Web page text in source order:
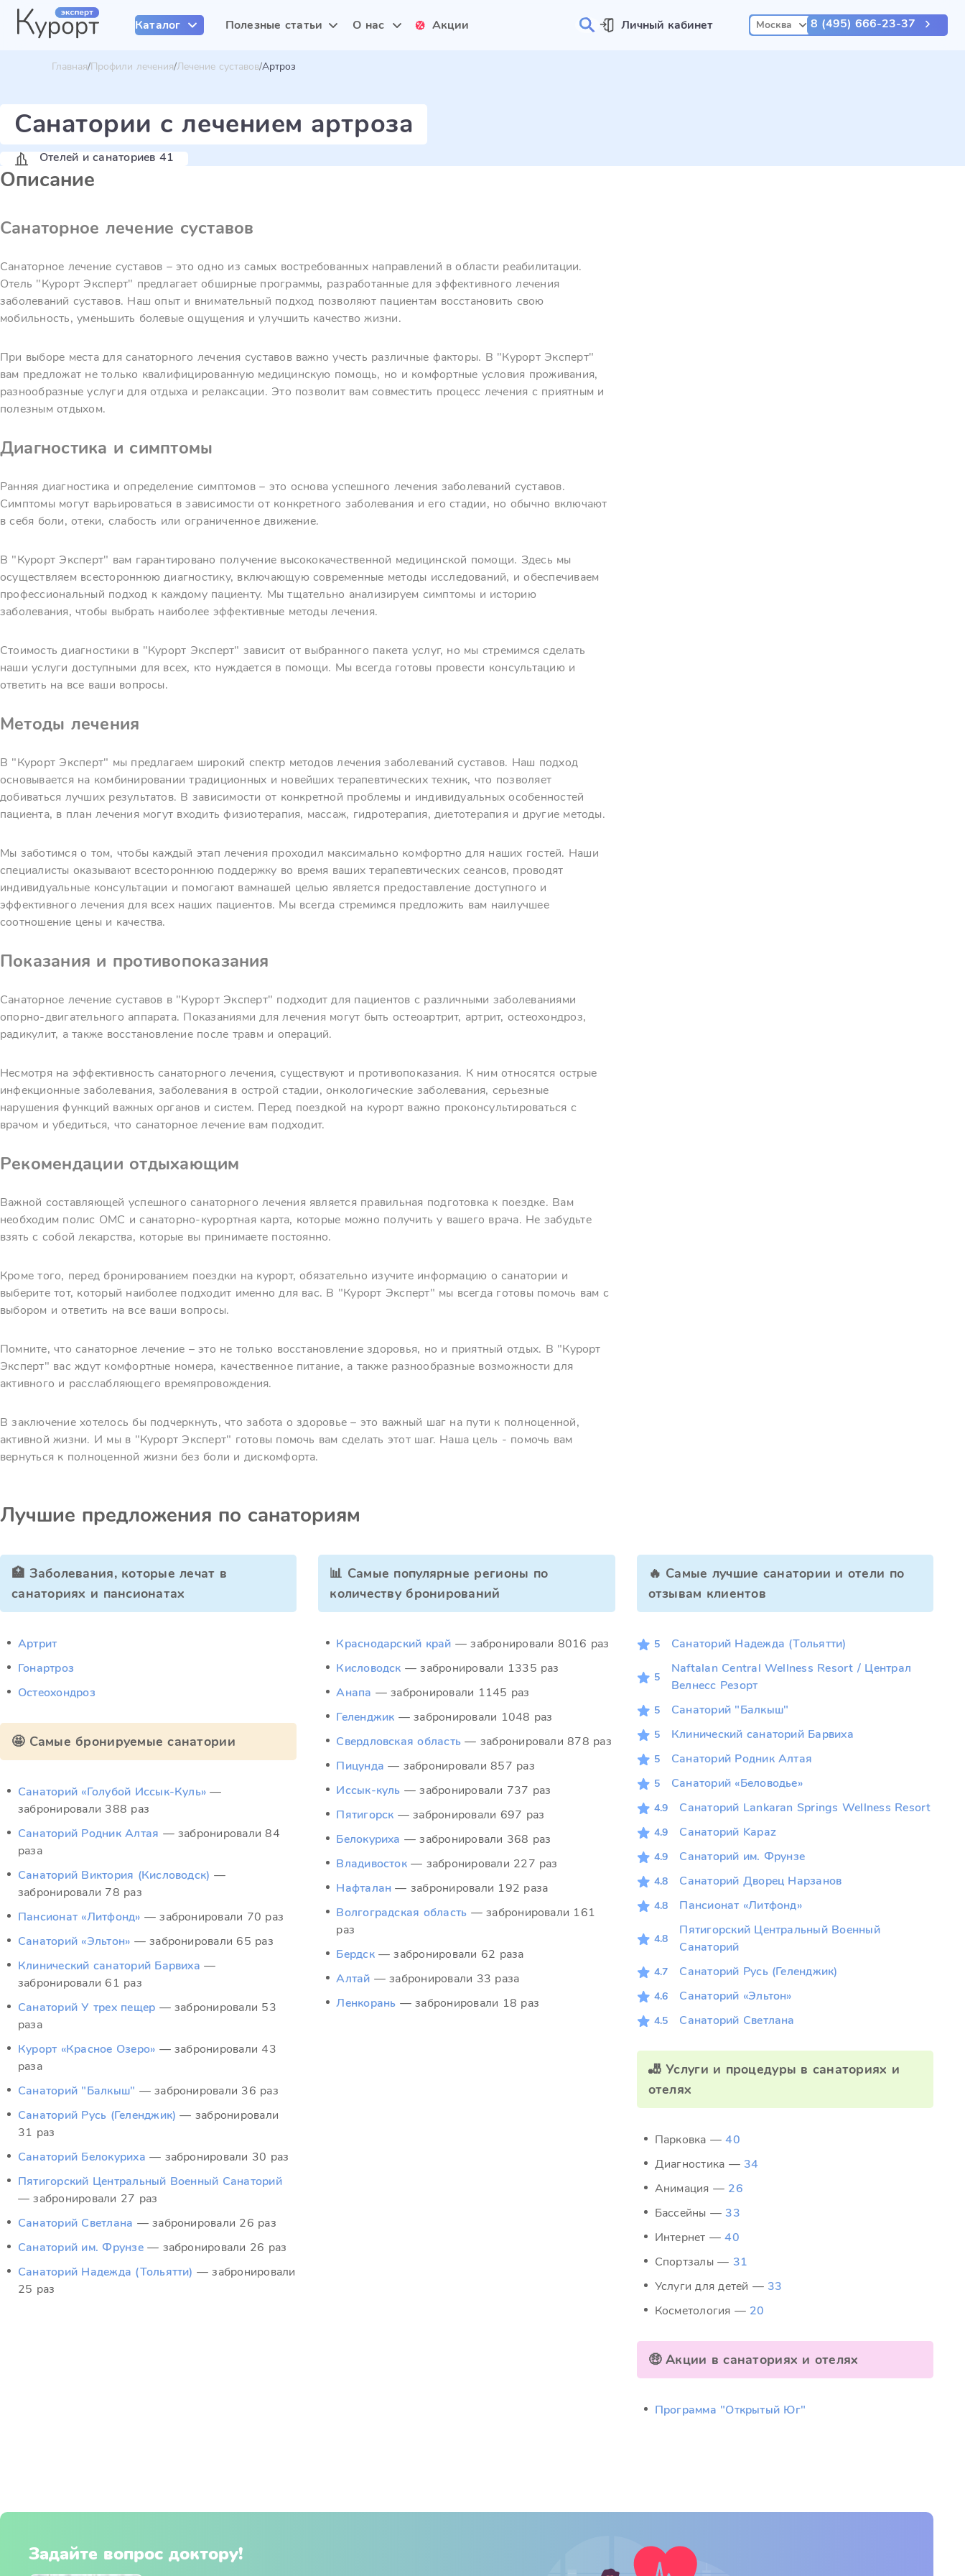
Каталог Полезные статьи О нас Акции Личный кабинет Москва 8 (495) 666-23-37
Главная Профили лечения Лечение суставов Артроз
Санатории с лечением артроза
Отелей и санаториев 41
Описание
Санаторное лечение суставов
Санаторное лечение суставов – это одно из самых востребованных направлений в области реабилитации.
Отель "Курорт Эксперт" предлагает обширные программы, разработанные для эффективного лечения
заболеваний суставов. Наш опыт и внимательный подход позволяют пациентам восстановить свою
мобильность, уменьшить болевые ощущения и улучшить качество жизни.
При выборе места для санаторного лечения суставов важно учесть различные факторы. В "Курорт Эксперт"
вам предложат не только квалифицированную медицинскую помощь, но и комфортные условия проживания,
разнообразные услуги для отдыха и релаксации. Это позволит вам совместить процесс лечения с приятным и
полезным отдыхом.
Диагностика и симптомы
Ранняя диагностика и определение симптомов – это основа успешного лечения заболеваний суставов.
Симптомы могут варьироваться в зависимости от конкретного заболевания и его стадии, но обычно включают
в себя боли, отеки, слабость или ограниченное движение.
В "Курорт Эксперт" вам гарантировано получение высококачественной медицинской помощи. Здесь мы
осуществляем всестороннюю диагностику, включающую современные методы исследований, и обеспечиваем
профессиональный подход к каждому пациенту. Мы тщательно анализируем симптомы и историю
заболевания, чтобы выбрать наиболее эффективные методы лечения.
Стоимость диагностики в "Курорт Эксперт" зависит от выбранного пакета услуг, но мы стремимся сделать
наши услуги доступными для всех, кто нуждается в помощи. Мы всегда готовы провести консультацию и
ответить на все ваши вопросы.
Методы лечения
В "Курорт Эксперт" мы предлагаем широкий спектр методов лечения заболеваний суставов. Наш подход
основывается на комбинировании традиционных и новейших терапевтических техник, что позволяет
добиваться лучших результатов. В зависимости от конкретной проблемы и индивидуальных особенностей
пациента, в план лечения могут входить физиотерапия, массаж, гидротерапия, диетотерапия и другие методы.
Мы заботимся о том, чтобы каждый этап лечения проходил максимально комфортно для наших гостей. Наши
специалисты оказывают всестороннюю поддержку во время ваших терапевтических сеансов, проводят
индивидуальные консультации и помогают вамнашей целью является предоставление доступного и
эффективного лечения для всех наших пациентов. Мы всегда стремимся предложить вам наилучшее
соотношение цены и качества.
Показания и противопоказания
Санаторное лечение суставов в "Курорт Эксперт" подходит для пациентов с различными заболеваниями
опорно-двигательного аппарата. Показаниями для лечения могут быть остеоартрит, артрит, остеохондроз,
радикулит, а также восстановление после травм и операций.
Несмотря на эффективность санаторного лечения, существуют и противопоказания. К ним относятся острые
инфекционные заболевания, заболевания в острой стадии, онкологические заболевания, серьезные
нарушения функций важных органов и систем. Перед поездкой на курорт важно проконсультироваться с
врачом и убедиться, что санаторное лечение вам подходит.
Рекомендации отдыхающим
Важной составляющей успешного санаторного лечения является правильная подготовка к поездке. Вам
необходим полис ОМС и санаторно-курортная карта, которые можно получить у вашего врача. Не забудьте
взять с собой лекарства, которые вы принимаете постоянно.
Кроме того, перед бронированием поездки на курорт, обязательно изучите информацию о санатории и
выберите тот, который наиболее подходит именно для вас. В "Курорт Эксперт" мы всегда готовы помочь вам с
выбором и ответить на все ваши вопросы.
Помните, что санаторное лечение – это не только восстановление здоровья, но и приятный отдых. В "Курорт
Эксперт" вас ждут комфортные номера, качественное питание, а также разнообразные возможности для
активного и расслабляющего времяпровождения.
В заключение хотелось бы подчеркнуть, что забота о здоровье – это важный шаг на пути к полноценной,
активной жизни. И мы в "Курорт Эксперт" готовы помочь вам сделать этот шаг. Наша цель - помочь вам
вернуться к полноценной жизни без боли и дискомфорта.
Лучшие предложения по санаториям
🏥 Заболевания, которые лечат в
санаториях и пансионатах
Артрит
Гонартроз
Остеохондроз
🤩 Самые бронируемые санатории
Санаторий «Голубой Иссык-Куль» —
забронировали 388 раз
Санаторий Родник Алтая — забронировали 84
раза
Санаторий Виктория (Кисловодск) —
забронировали 78 раз
Пансионат «Литфонд» — забронировали 70 раз
Санаторий «Эльтон» — забронировали 65 раз
Клинический санаторий Барвиха —
забронировали 61 раз
Санаторий У трех пещер — забронировали 53
раза
Курорт «Красное Озеро» — забронировали 43
раза
Санаторий "Балкыш" — забронировали 36 раз
Санаторий Русь (Геленджик) — забронировали
31 раз
Санаторий Белокуриха — забронировали 30 раз
Пятигорский Центральный Военный Санаторий
— забронировали 27 раз
Санаторий Светлана — забронировали 26 раз
Санаторий им. Фрунзе — забронировали 26 раз
Санаторий Надежда (Тольятти) — забронировали
25 раз
📊 Самые популярные регионы по
количеству бронирований
Краснодарский край — забронировали 8016 раз
Кисловодск — забронировали 1335 раз
Анапа — забронировали 1145 раз
Геленджик — забронировали 1048 раз
Свердловская область — забронировали 878 раз
Пицунда — забронировали 857 раз
Иссык-куль — забронировали 737 раз
Пятигорск — забронировали 697 раз
Белокуриха — забронировали 368 раз
Владивосток — забронировали 227 раз
Нафталан — забронировали 192 раза
Волгоградская область — забронировали 161
раз
Бердск — забронировали 62 раза
Алтай — забронировали 33 раза
Ленкорань — забронировали 18 раз
🔥 Самые лучшие санатории и отели по
отзывам клиентов
5 Санаторий Надежда (Тольятти)
5
Naftalan Central Wellness Resort / Централ
Велнесс Резорт
5 Санаторий "Балкыш"
5 Клинический санаторий Барвиха
5 Санаторий Родник Алтая
5 Санаторий «Беловодье»
4.9 Санаторий Lankaran Springs Wellness Resort
4.9 Санаторий Kapaz
4.9 Санаторий им. Фрунзе
4.8 Санаторий Дворец Нарзанов
4.8 Пансионат «Литфонд»
4.8
Пятигорский Центральный Военный
Санаторий
4.7 Санаторий Русь (Геленджик)
4.6 Санаторий «Эльтон»
4.5 Санаторий Светлана
🎳 Услуги и процедуры в санаториях и
отелях
Парковка —40
Диагностика — 34
Анимация — 26
Бассейны — 33
Интернет —40
Спортзалы — 31
Услуги для детей — 33
Косметология — 20
🤑 Акции в санаториях и отелях
Программа "Открытый Юг"
Задайте вопрос доктору!